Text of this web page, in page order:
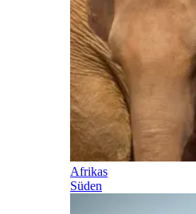
Afrikas
Süden